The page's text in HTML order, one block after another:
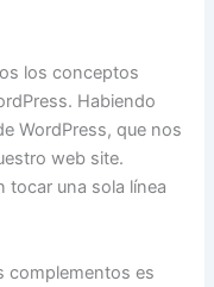
los conceptos
Habiendo
WordPress, que nos
web site.
tocar una sola línea
complementos es